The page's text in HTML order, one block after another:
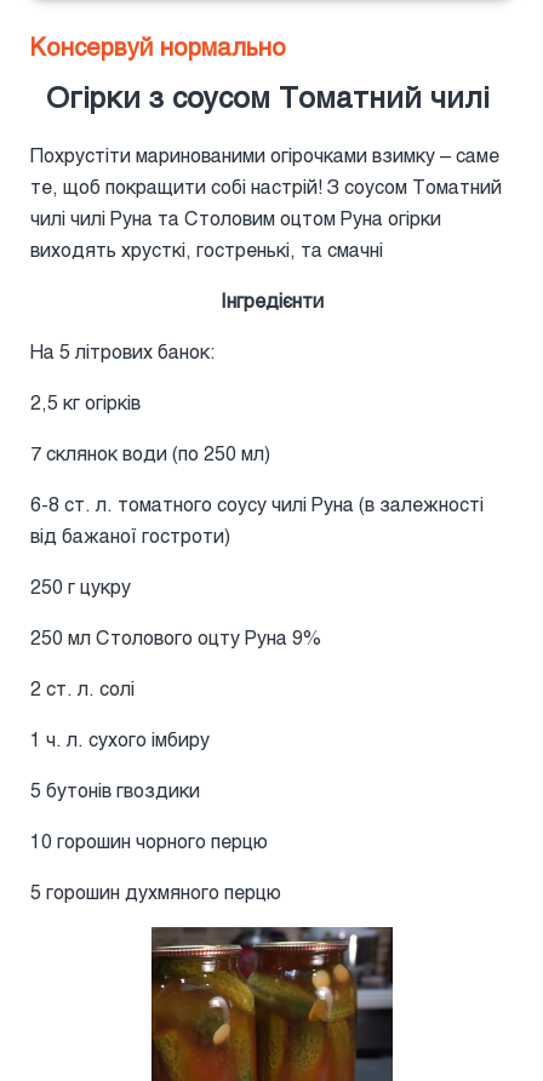
Консервуй нормально
Огірки з соусом Томатний чилі
Похрустіти маринованими огірочками взимку – саме
те, щоб покращити собі настрій! З соусом Томатний
чилі чилі Руна та Столовим оцтом Руна огірки
виходять хрусткі, гостренькі, та смачні
Інгредієнти
На 5 літрових банок:
2,5 кг огірків
7 склянок води (по 250 мл)
6-8 ст. л. томатного соусу чилі Руна (в залежності
від бажаної гостроти)
250 г цукру
250 мл Столового оцту Руна 9%
2 ст. л. солі
1 ч. л. сухого імбиру
5 бутонів гвоздики
10 горошин чорного перцю
5 горошин духмяного перцю